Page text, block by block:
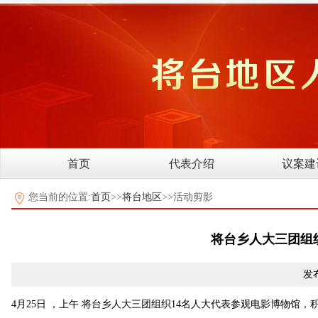
首页 代表介绍 议案建
您当前的位置:首页>>将台地区>>活动剪影
将台乡人大三团组
发
4月25日 ，上午 将台乡人大三团组织14名人大代表参观电影博物馆